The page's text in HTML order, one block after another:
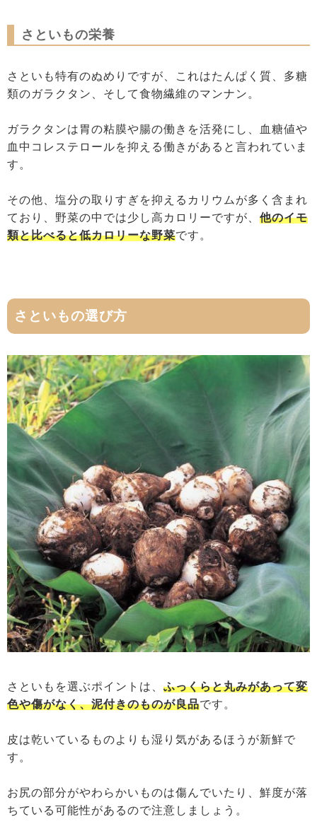
さといもの栄養
さといも特有のぬめりですが、これはたんぱく質、多糖
類のガラクタン、そして食物繊維のマンナン。
ガラクタンは胃の粘膜や腸の働きを活発にし、血糖値や
血中コレステロールを抑える働きがあると言われていま
す。
その他、塩分の取りすぎを抑えるカリウムが多く含まれ
ており、野菜の中では少し高カロリーですが、 他のイモ
類と比べると低カロリーな野菜です。
さといもの選び方
さといもを選ぶポイントは、 ふっくらと丸みがあって変
色や傷がなく、泥付きのものが良品です。
皮は乾いているものよりも湿り気があるほうが新鮮で
す。
お尻の部分がやわらかいものは傷んでいたり、鮮度が落
ちている可能性があるので注意しましょう。